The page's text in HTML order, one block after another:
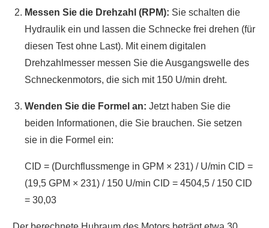
Messen Sie die Drehzahl (RPM): Sie schalten die
Hydraulik ein und lassen die Schnecke frei drehen (für
diesen Test ohne Last). Mit einem digitalen
Drehzahlmesser messen Sie die Ausgangswelle des
Schneckenmotors, die sich mit 150 U/min dreht.
Wenden Sie die Formel an: Jetzt haben Sie die
beiden Informationen, die Sie brauchen. Sie setzen
sie in die Formel ein:
CID = (Durchflussmenge in GPM × 231) / U/min CID =
(19,5 GPM × 231) / 150 U/min CID = 4504,5 / 150 CID
= 30,03